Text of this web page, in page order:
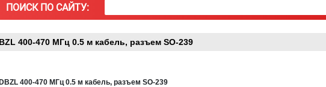
ПОИСК ПО САЙТУ:
400-470 МГц 0.5 м кабель, разъем SO-239
400-470 МГц 0.5 м кабель, разъем SO-239